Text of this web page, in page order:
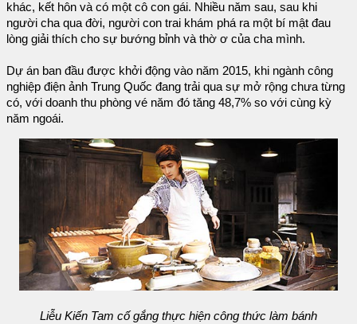
khác, kết hôn và có một cô con gái. Nhiều năm sau, sau khi
người cha qua đời, người con trai khám phá ra một bí mật đau
lòng giải thích cho sự bướng bỉnh và thờ ơ của cha mình.
Dự án ban đầu được khởi động vào năm 2015, khi ngành công
nghiệp điện ảnh Trung Quốc đang trải qua sự mở rộng chưa từng
có, với doanh thu phòng vé năm đó tăng 48,7% so với cùng kỳ
năm ngoái.
Liễu Kiến Tam cố gắng thực hiện công thức làm bánh